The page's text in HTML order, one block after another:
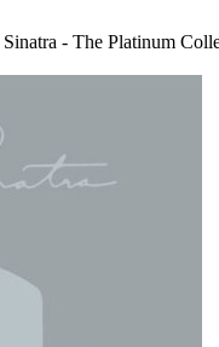
- The Platinum